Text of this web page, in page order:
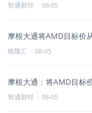
智通财经 · 08-05
摩根大通将AMD目标价
格隆汇 · 08-05
摩根大通：将AMD目标
智通财经 · 08-05